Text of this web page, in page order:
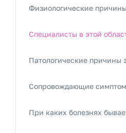
Физиологические
Специалисты в этой
Патологические причины
Сопровождающие
При каких болезнях